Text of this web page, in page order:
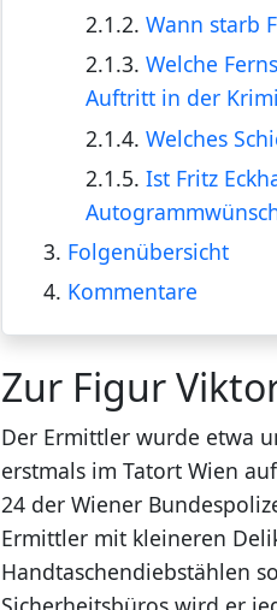
2.1.2.Wann starb
2.1.3.Welche
Auftritt in der
2.1.4.Welches
2.1.5.Ist Fritz
3. Folgenübersicht
4. Kommentare
Zur Figur
Der Ermittler wurde etwa
erstmals im Tatort Wien
24 der Wiener
Ermittler mit kleineren
Handtaschendiebstählen